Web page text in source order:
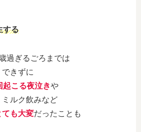
する
過ぎるごろまでは
きずに
こる夜泣きや
ルク飲みなど
ても大変だったことも